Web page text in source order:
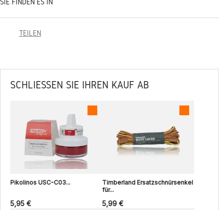
SIE FINDEN ES IN
TEILEN
SCHLIESSEN SIE IHREN KAUF AB
Pikolinos USC-C03...
5,95 €
Timberland Ersatzschnürsenkel
für...
5,99 €